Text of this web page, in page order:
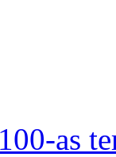
as